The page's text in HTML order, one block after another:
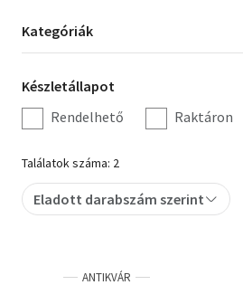
Hobbi, szabadidő
Irodalom
Művészet
Szakkönyv
Tankönyv, segédkönyv
Kategória
szűrés
Kategóriák
Készletállapot
szűrés
Készletállapot
Rendelhető
Raktáron
Találatok száma: 2
Eladott darabszám szerint
ANTIKVÁR